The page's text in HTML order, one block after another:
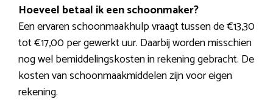
Hoeveel betaal ik een schoonmaker?
Een ervaren schoonmaakhulp vraagt tussen de €13,30
tot €17,00 per gewerkt uur. Daarbij worden misschien
nog wel bemiddelingskosten in rekening gebracht. De
kosten van schoonmaakmiddelen zijn voor eigen
rekening.